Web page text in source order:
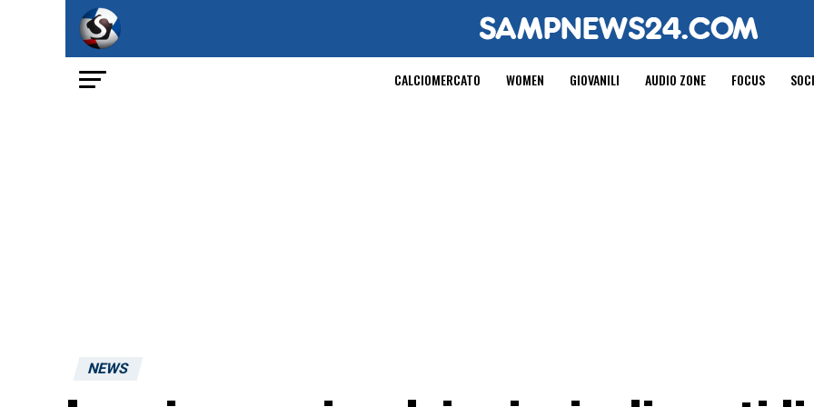
CALCIOMERCATO WOMEN GIOVANILI AUDIO ZONE FOCUS
NEWS